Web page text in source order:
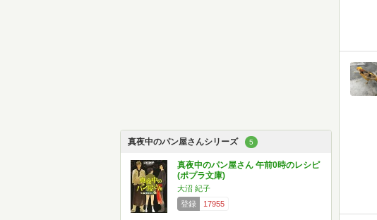
真夜中のパン屋さんシリーズ 5
真夜中のパン屋さん 午前0時のレシピ
(ポプラ文庫)
大沼 紀子
登録
17955